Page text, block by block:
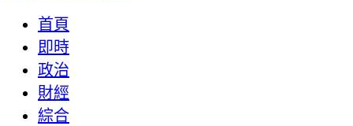
首頁
即時
政治
財經
綜合